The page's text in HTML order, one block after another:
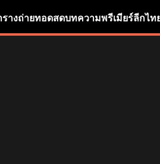
รางถ่ายทอดสดบทความพรีเมียร์ลีกไท